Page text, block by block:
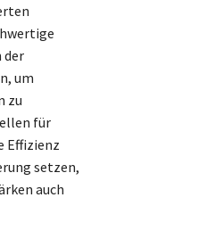
der
um
zu
für
Effizienz
setzen,
auch